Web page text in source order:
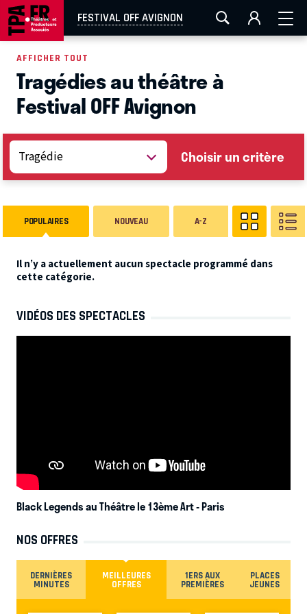
FESTIVAL OFF AVIGNON
AIX-MARSEILLE AURAY CAEN LA ROCHELLE
EN TOURNÉE
AFFICHER TOUT
Tragédies au théâtre à
Festival OFF Avignon
Choisir un critère
POPULAIRES NOUVEAU A-Z
Il n’y a actuellement aucun spectacle programmé dans
cette catégorie.
VIDÉOS DES SPECTACLES
Black Legends au Théâtre le 13ème Art- Paris
NOS OFFRES
DERNIÈRES
MINUTES
MEILLEURES
OFFRES
1ERS AUX
PREMIÈRES
PLACES
JEUNES